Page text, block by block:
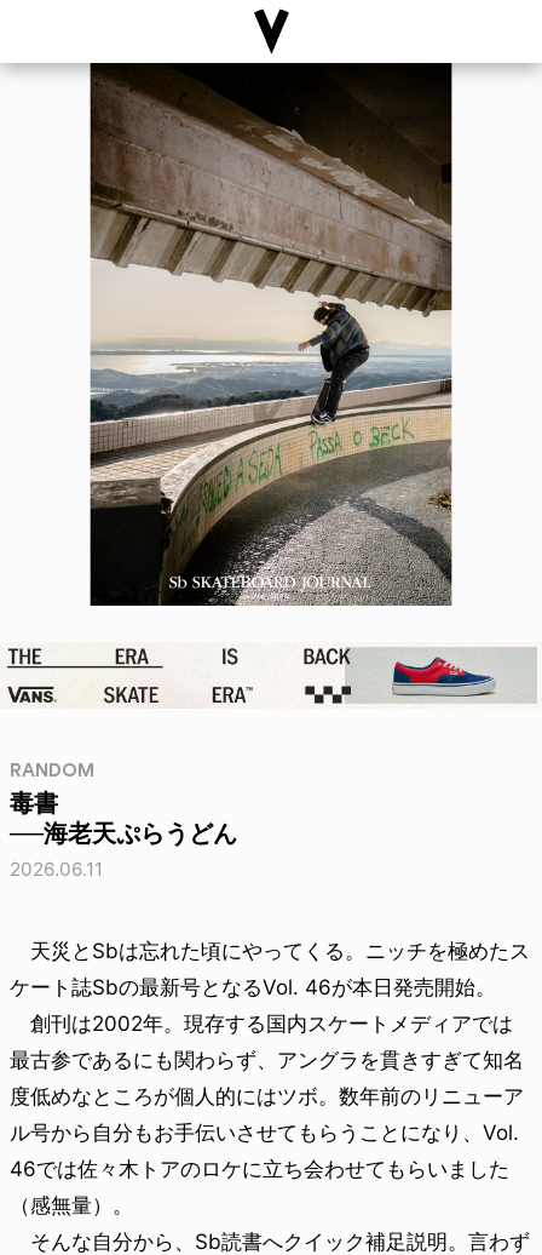
RANDOM
毒書
──海老天ぷらうどん
2026.06.11
天災とSbは忘れた頃にやってくる。ニッチを極めたス
ケート誌Sbの最新号となるVol. 46が本日発売開始。
創刊は2002年。現存する国内スケートメディアでは
最古参であるにも関わらず、アングラを貫きすぎて知名
度低めなところが個人的にはツボ。数年前のリニューア
ル号から自分もお手伝いさせてもらうことになり、Vol.
46では佐々木トアのロケに立ち会わせてもらいました
（感無量）。
そんな自分から、Sb読書へクイック補足説明。言わず